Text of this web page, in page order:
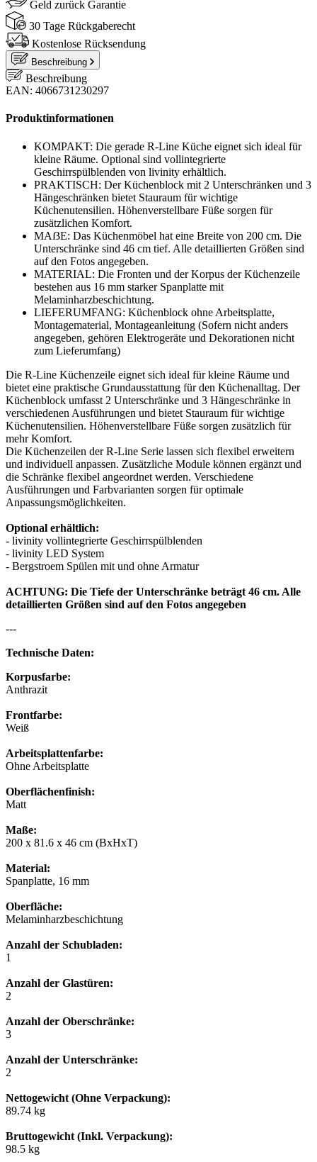
Geld zurück Garantie
30 Tage Rückgaberecht
Kostenlose Rücksendung
Beschreibung
Beschreibung
EAN: 4066731230297
Produktinformationen
KOMPAKT: Die gerade R-Line Küche eignet sich ideal für
kleine Räume. Optional sind vollintegrierte
Geschirrspülblenden von livinity erhältlich.
PRAKTISCH: Der Küchenblock mit 2 Unterschränken und 3
Hängeschränken bietet Stauraum für wichtige
Küchenutensilien. Höhenverstellbare Füße sorgen für
zusätzlichen Komfort.
MAẞE: Das Küchenmöbel hat eine Breite von 200 cm. Die
Unterschränke sind 46 cm tief. Alle detaillierten Größen sind
auf den Fotos angegeben.
MATERIAL: Die Fronten und der Korpus der Küchenzeile
bestehen aus 16 mm starker Spanplatte mit
Melaminharzbeschichtung.
LIEFERUMFANG: Küchenblock ohne Arbeitsplatte,
Montagematerial, Montageanleitung (Sofern nicht anders
angegeben, gehören Elektrogeräte und Dekorationen nicht
zum Lieferumfang)
Die R-Line Küchenzeile eignet sich ideal für kleine Räume und
bietet eine praktische Grundausstattung für den Küchenalltag. Der
Küchenblock umfasst 2 Unterschränke und 3 Hängeschränke in
verschiedenen Ausführungen und bietet Stauraum für wichtige
Küchenutensilien. Höhenverstellbare Füße sorgen zusätzlich für
mehr Komfort.
Die Küchenzeilen der R-Line Serie lassen sich flexibel erweitern
und individuell anpassen. Zusätzliche Module können ergänzt und
die Schränke flexibel angeordnet werden. Verschiedene
Ausführungen und Farbvarianten sorgen für optimale
Anpassungsmöglichkeiten.
Optional erhältlich:
- livinity vollintegrierte Geschirrspülblenden
- livinity LED System
- Bergstroem Spülen mit und ohne Armatur
ACHTUNG: Die Tiefe der Unterschränke beträgt 46 cm. Alle
detaillierten Größen sind auf den Fotos angegeben
---
Technische Daten:
Korpusfarbe:
Anthrazit
Frontfarbe:
Weiß
Arbeitsplattenfarbe:
Ohne Arbeitsplatte
Oberflächenfinish:
Matt
Maße:
200 x 81.6 x 46 cm (BxHxT)
Material:
Spanplatte, 16 mm
Oberfläche:
Melaminharzbeschichtung
Anzahl der Schubladen:
1
Anzahl der Glastüren:
2
Anzahl der Oberschränke:
3
Anzahl der Unterschränke:
2
Nettogewicht (Ohne Verpackung):
89.74 kg
Bruttogewicht (Inkl. Verpackung):
98.5 kg